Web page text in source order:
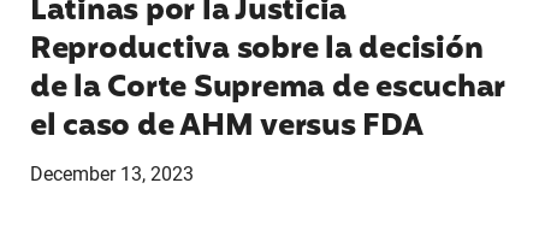
Latinas por la Justicia
Reproductiva sobre la decisión
de la Corte Suprema de escuchar
el caso de AHM versus FDA
December 13, 2023